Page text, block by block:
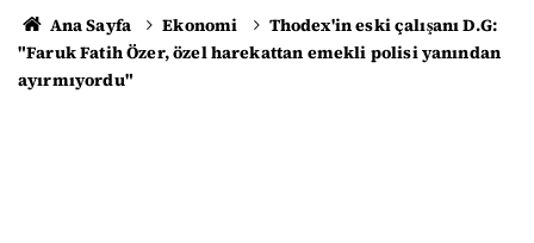
Ana Sayfa Ekonomi
Thodex'in eski çalışanı D.G:
"Faruk Fatih Özer, özel harekattan emekli polisi yanından
ayırmıyordu"